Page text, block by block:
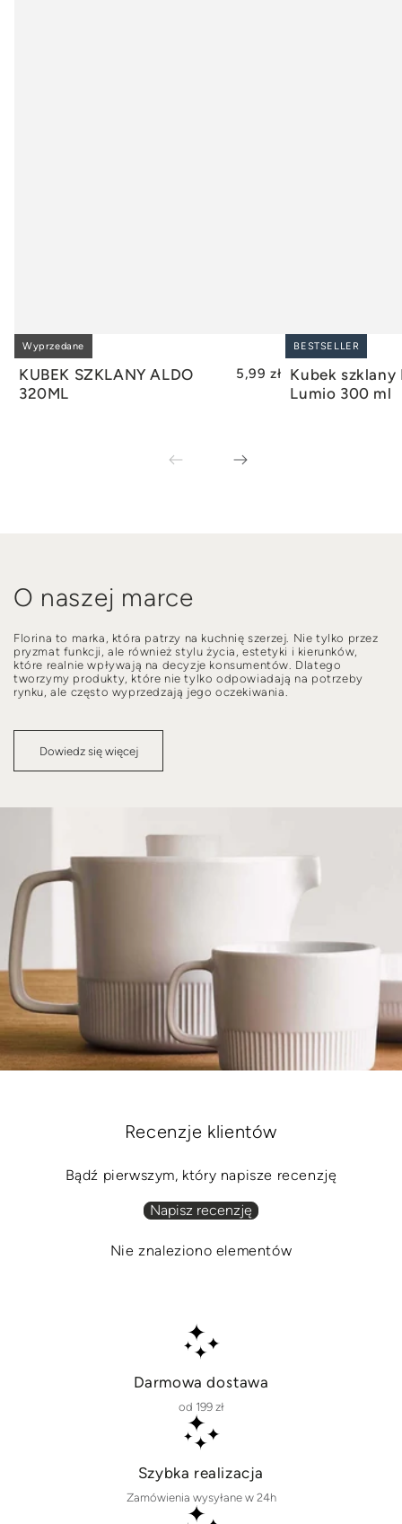
Wyprzedane
KUBEK SZKLANY ALDO
320ML
5,99 zł
BESTSELLER
Kubek szklany
Lumio 300 ml
O naszej marce
Florina to marka, która patrzy na kuchnię szerzej. Nie tylko przez
pryzmat funkcji, ale również stylu życia, estetyki i kierunków,
które realnie wpływają na decyzje konsumentów. Dlatego
tworzymy produkty, które nie tylko odpowiadają na potrzeby
rynku, ale często wyprzedzają jego oczekiwania.
Dowiedz się więcej
Recenzje klientów
Bądź pierwszym, który napisze recenzję
Napisz recenzję
Nie znaleziono elementów
Darmowa dostawa
od 199 zł
Szybka realizacja
Zamówienia wysyłane w 24h